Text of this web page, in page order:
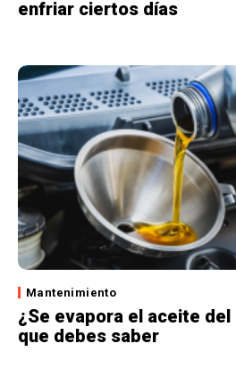
enfriar ciertos días
Mantenimiento
¿Se evapora el aceite del
que debes saber